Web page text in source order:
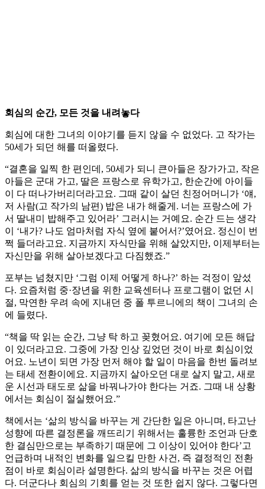
회심의 순간, 모든 것을 내려놓다
회심에 대한 그녀의 이야기를 듣지 않을 수 없었다. 고 작가는
50세가 되던 해를 떠올렸다.
“결혼을 일찍 한 편인데, 50세가 되니 큰아들은 장가가고, 작은
아들은 군대 가고, 딸은 프랑스로 유학가고, 한순간에 아이들
이 다 떠나가버리더라고요. 그때 같이 살던 친정어머니가 ‘얘,
저 사람(고 작가의 남편) 밥은 내가 해줄게. 너는 프랑스에 가
서 딸내미 밥해주고 있어라’ 그러시는 거예요. 순간 드는 생각
이 ‘내가? 나도 엄마처럼 자식 옆에 붙어서?’였어요. 정신이 번
쩍 들더라고요. 지금까지 자식만을 위해 살았지만, 이제부터는
자신만을 위해 살아보겠다고 다짐했죠.”
포부는 넘쳤지만 ‘그럼 이제 어떻게 하나?’ 하는 걱정이 앞섰
다. 요즘처럼 중·장년을 위한 교육센터나 프로그램이 없던 시
절, 막연한 우려 속에 지내던 중 폴 투르니에의 책이 그녀의 손
에 들렸다.
“책을 딱 읽는 순간, 그냥 탁 하고 꽂혔어요. 여기에 모든 해답
이 있더라고요. 그중에 가장 인상 깊었던 것이 바로 회심이었
어요. 노년이 되면 가장 먼저 해야 할 일이 마음을 한번 돌려보
는 태세 전환이에요. 지금까지 살아오던 대로 살지 말고, 새로
운 시선과 태도로 삶을 바꿔나가야 한다는 거죠. 그때 내 상황
에서는 회심이 절실했어요.”
책에서는 ‘삶의 방식을 바꾸는 게 간단한 일은 아니며, 타고난
성향에 따른 결정론을 깨뜨리기 위해서는 훌륭한 조언과 단호
한 결심만으로는 부족하기 때문에 그 이상이 있어야 한다’고
언급하며 내적인 변화를 일으킬 만한 사건, 즉 결정적인 전환
점이 바로 회심이라 설명한다. 삶의 방식을 바꾸는 것은 어렵
다. 더군다나 회심의 기회를 얻는 것 또한 쉽지 않다. 그렇다면